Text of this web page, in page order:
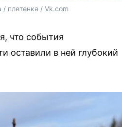
/ плетенка / Vk.com
что события
оставили в ней глубокий